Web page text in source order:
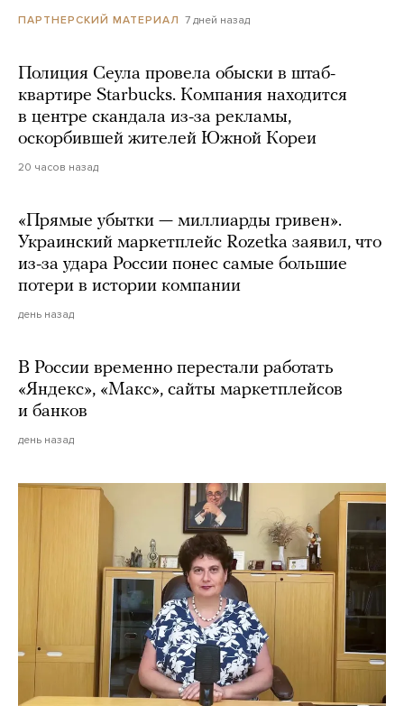
ПАРТНЕРСКИЙ МАТЕРИАЛ 7 дней назад
Полиция Сеула провела обыски в штаб-
квартире Starbucks. Компания находится
в центре скандала из-за рекламы,
оскорбившей жителей Южной Кореи
20 часов назад
«Прямые убытки — миллиарды гривен».
Украинский маркетплейс Rozetka заявил, что
из-за удара России понес самые большие
потери в истории компании
день назад
В России временно перестали работать
«Яндекс», «Макс», сайты маркетплейсов
и банков
день назад